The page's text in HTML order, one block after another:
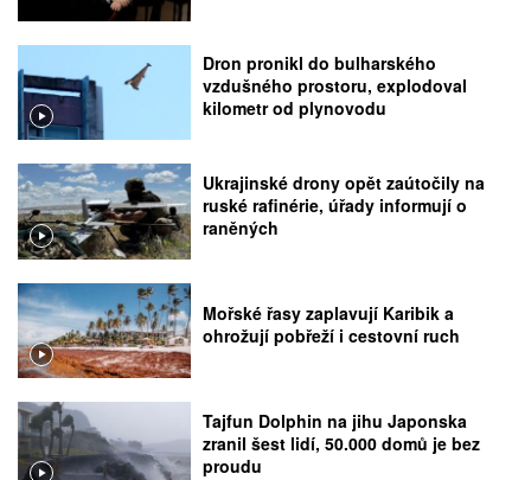
Dron pronikl do bulharského
vzdušného prostoru, explodoval
kilometr od plynovodu
Ukrajinské drony opět zaútočily na
ruské rafinérie, úřady informují o
raněných
Mořské řasy zaplavují Karibik a
ohrožují pobřeží i cestovní ruch
Tajfun Dolphin na jihu Japonska
zranil šest lidí, 50.000 domů je bez
proudu